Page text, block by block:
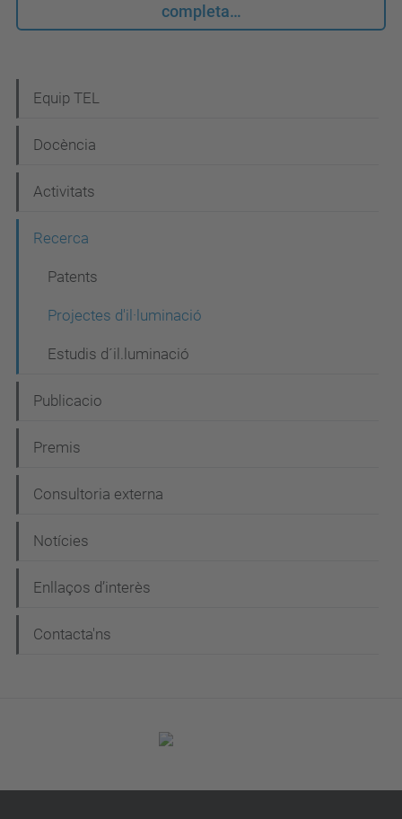
completa…
a
v
g
Equip TEL
Docència
Activitats
Recerca
Patents
Projectes d'il·luminació
Estudis d´il.luminació
Publicacio
Premis
Consultoria externa
Notícies
Enllaços d’interès
Contacta'ns